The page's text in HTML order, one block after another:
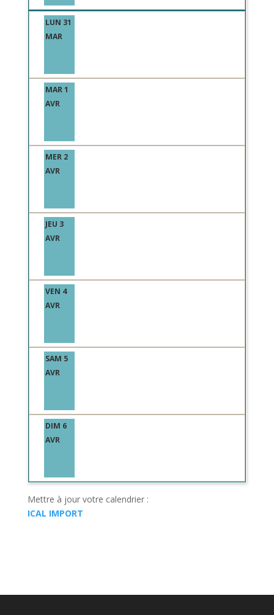
LUN 31
MAR
MAR 1
AVR
MER 2
AVR
JEU 3
AVR
VEN 4
AVR
SAM 5
AVR
DIM 6
AVR
Mettre à jour votre calendrier :
ICAL IMPORT